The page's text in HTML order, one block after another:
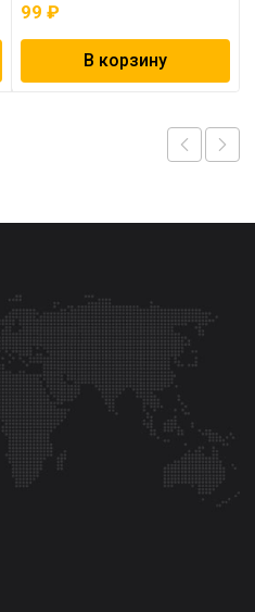
99₽
В корзину